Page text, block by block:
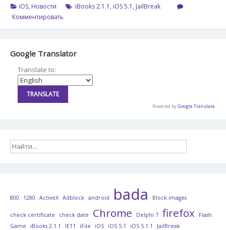
на
ios
5.1
+
Jailbreak)
iOS, Новости iBooks 2.1.1 , iOS 5.1 , JailBreak
Комментировать
Google Translator
Translate to:
Powered byGoogle Translate.
800 1280 ActiveX Adblock android bada Block images
check certificate check date Chrome Delphi 7 firefox
Flash
Game
iBooks 2.1.1 IE11 iFile iOS iOS 5.1 iOS 5.1.1 JailBreak